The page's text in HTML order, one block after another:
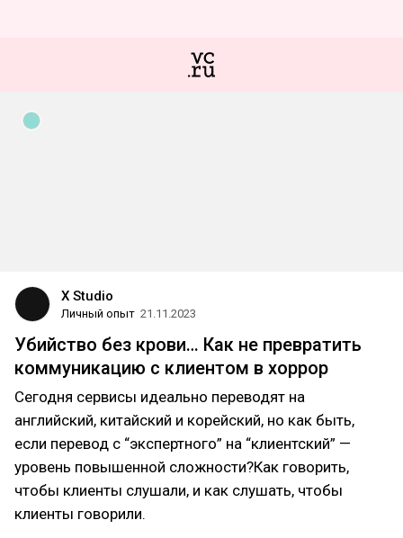
X Studio
Личный опыт 21.11.2023
Убийство без крови… Как не превратить
коммуникацию с клиентом в хоррор
Сегодня сервисы идеально переводят на
английский, китайский и корейский, но как быть,
если перевод с “экспертного” на “клиентский” —
уровень повышенной сложности?Как говорить,
чтобы клиенты слушали, и как слушать, чтобы
клиенты говорили.